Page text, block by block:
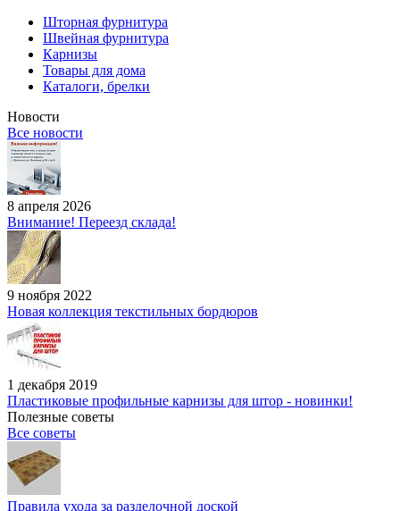
Шторная фурнитура
Швейная фурнитура
Карнизы
Товары для дома
Каталоги, брелки
Новости
Все новости
8 апреля 2026
Внимание! Переезд склада!
9 ноября 2022
Новая коллекция текстильных бордюров
1 декабря 2019
Пластиковые профильные карнизы для штор - новинки!
Полезные советы
Все советы
Правила ухода за разделочной доской